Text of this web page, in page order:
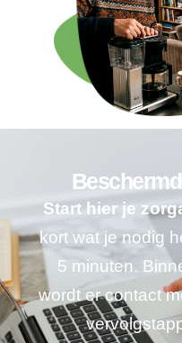
Start hier je
kort wat je nodig
5 minuten.
wordt er contact